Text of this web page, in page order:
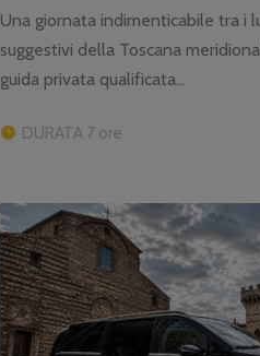
Una giornata indimenticabile tra i
suggestivi della Toscana
guida privata qualificata...
DURATA 7 ore